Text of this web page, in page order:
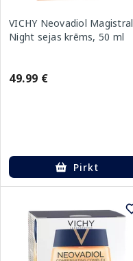
VICHY Neovadiol Magistral
Night sejas krēms, 50 ml
49.99 €
Pirkt